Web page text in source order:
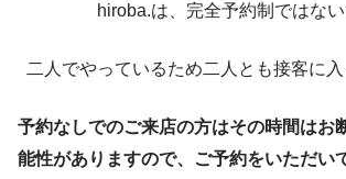
hiroba.は、完全予約制ではな
二人でやっているため二人とも接客に入
予約なしでのご来店の方はその時間はお
能性がありますので、ご予約をいただい